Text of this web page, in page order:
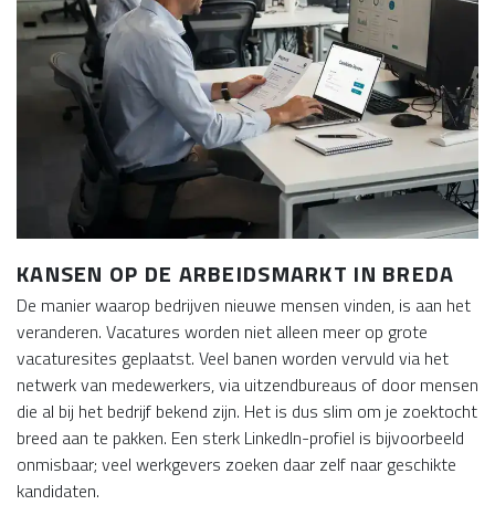
KANSEN OP DE ARBEIDSMARKT IN BREDA
De manier waarop bedrijven nieuwe mensen vinden, is aan het
veranderen. Vacatures worden niet alleen meer op grote
vacaturesites geplaatst. Veel banen worden vervuld via het
netwerk van medewerkers, via uitzendbureaus of door mensen
die al bij het bedrijf bekend zijn. Het is dus slim om je zoektocht
breed aan te pakken. Een sterk LinkedIn-profiel is bijvoorbeeld
onmisbaar; veel werkgevers zoeken daar zelf naar geschikte
kandidaten.